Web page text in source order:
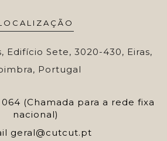
Edifício Sete, 3020-430, Eiras,
Portugal
064 (Chamada para a rede fixa
nacional)
geral@cutcut.pt